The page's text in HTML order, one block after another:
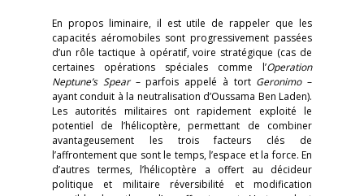
En propos liminaire, il est utile de rappeler que les
capacités aéromobiles sont progressivement passées
d’un rôle tactique à opératif, voire stratégique (cas de
certaines opérations spéciales comme l’Operation
Neptune’s Spear – parfois appelé à tort Geronimo–
ayant conduit à la neutralisation d’Oussama Ben Laden).
Les autorités militaires ont rapidement exploité le
potentiel de l’hélicoptère, permettant de combiner
avantageusement les trois facteurs clés de
l’affrontement que sont le temps, l’espace et la force. En
d’autres termes, l’hélicoptère a offert au décideur
politique et militaire réversibilité et modification